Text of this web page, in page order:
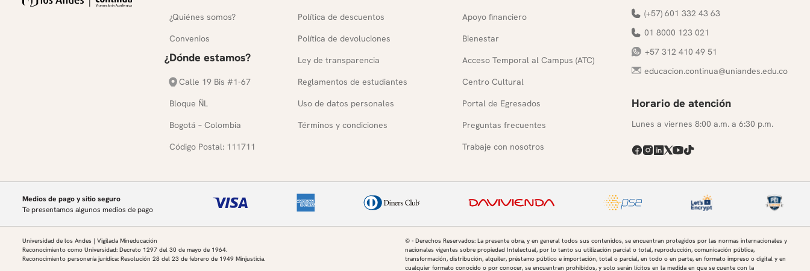
¿Quiénes somos?
Convenios
¿Dónde estamos?
Calle 19 Bis #1-67
Bloque ÑL
Bogotá – Colombia
Código Postal: 111711
Política de descuentos
Política de devoluciones
Ley de transparencia
Reglamentos de estudiantes
Uso de datos personales
Términos y condiciones
Apoyo financiero
Bienestar
Acceso Temporal al Campus (ATC)
Centro Cultural
Portal de Egresados
Preguntas frecuentes
Trabaje con nosotros
(+57) 601 332 43 63
01 8000 123 021
+57 312 410 49 51
educacion.continua@uniandes.edu.co
Horario de atención
Lunes a viernes 8:00 a.m. a 6:30 p.m.
Medios de pago y sitio seguro
Te presentamos algunos medios de pago
Universidad de los Andes | Vigilada Mineducación
Reconocimiento como Universidad: Decreto 1297 del 30 de mayo de 1964.
Reconocimiento personería jurídica: Resolución 28 del 23 de febrero de 1949 Minjusticia.
© - Derechos Reservados: La presente obra, y en general todos sus contenidos, se encuentran protegidos por las normas internacionales y
nacionales vigentes sobre propiedad Intelectual, por lo tanto su utilización parcial o total, reproducción, comunicación pública,
transformación, distribución, alquiler, préstamo público e importación, total o parcial, en todo o en parte, en formato impreso o digital y en
cualquier formato conocido o por conocer, se encuentran prohibidos, y solo serán lícitos en la medida en que se cuente con la